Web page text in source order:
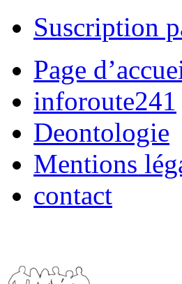
Suscription
Page
inforoute241
Deontologie
Mentions
contact